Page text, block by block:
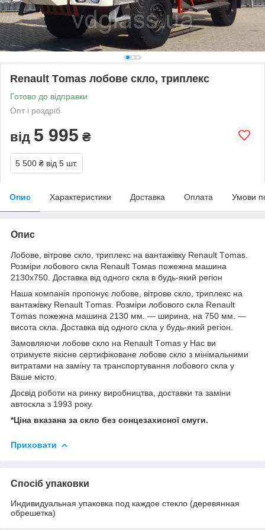
Renault Тomas лобове скло, триплекс
Готово до відправки
Опт і роздріб
від 5 995 ₴
5 500 ₴ від 5 шт.
Опис Характеристики Доставка Оплата Умови
Опис
Лобове, вітрове скло, триплекс на вантажівку Renault Тomas.
Розміри лобового скла Renault Томas пожежна машина
2130x750. Доставка від одного скла в будь-який регіон
Наша компанія пропонує лобове, вітрове скло, триплекс на
вантажівку Renault Тomas. Розміри лобового скла Renault
Тomas пожежна машина 2130 мм. ― ширина, на 750 мм. ―
висота скла. Доставка від одного скла у будь-який регіон.
Замовляючи лобове скло на Renault Тomas у Нас ви
отримуєте якісне сертифіковане лобове скло з мінімальними
витратами на заміну та транспортування лобового скла у
Ваше місто.
Досвід роботи на ринку виробництва, доставки та заміни
автоскла з 1993 року.
*Ціна вказана за скло без сонцезахисної смуги.
Приховати
Спосіб упаковки
Индивидуальная упаковка под каждое стекло (деревянная
обрешетка)